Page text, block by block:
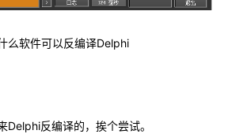
么软件可以反编译Delphi
Delphi反编译的，挨个尝试。